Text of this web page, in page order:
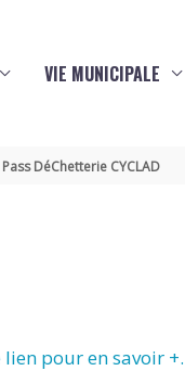
VIE MUNICIPALE
Pass DéChetterie CYCLAD
lien pour en savoir +.